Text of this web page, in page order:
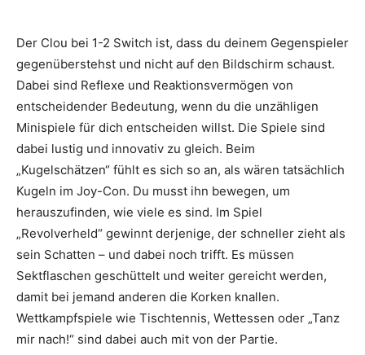
Der Clou bei 1-2 Switch ist, dass du deinem Gegenspieler
gegenüberstehst und nicht auf den Bildschirm schaust.
Dabei sind Reflexe und Reaktionsvermögen von
entscheidender Bedeutung, wenn du die unzähligen
Minispiele für dich entscheiden willst. Die Spiele sind
dabei lustig und innovativ zu gleich. Beim
„Kugelschätzen“ fühlt es sich so an, als wären tatsächlich
Kugeln im Joy-Con. Du musst ihn bewegen, um
herauszufinden, wie viele es sind. Im Spiel
„Revolverheld“ gewinnt derjenige, der schneller zieht als
sein Schatten – und dabei noch trifft. Es müssen
Sektflaschen geschüttelt und weiter gereicht werden,
damit bei jemand anderen die Korken knallen.
Wettkampfspiele wie Tischtennis, Wettessen oder „Tanz
mir nach!“ sind dabei auch mit von der Partie.